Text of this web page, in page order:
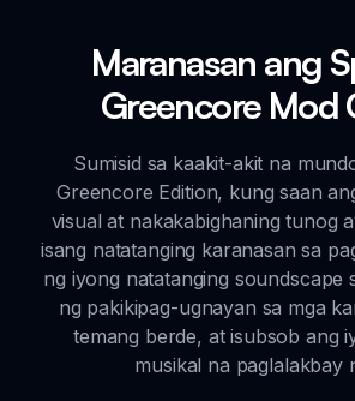
Maranasan ang
Greencore Mod
Sumisid sa kaakit-akit na
Greencore Edition, kung saan
visual at nakakabighaning tunog
isang natatanging karanasan sa
ng iyong natatanging soundscape
ng pakikipag-ugnayan sa mga
temang berde, at isubsob ang
musikal na paglalakbay